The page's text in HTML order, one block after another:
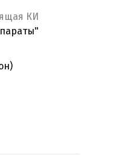
КИ